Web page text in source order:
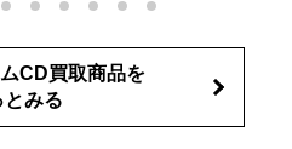
CD買取商品を
とみる